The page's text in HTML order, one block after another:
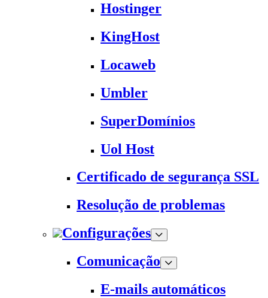
Hostinger
KingHost
Locaweb
Umbler
SuperDomínios
Uol Host
Certificado de segurança SSL
Resolução de problemas
Configurações
Comunicação
E-mails automáticos